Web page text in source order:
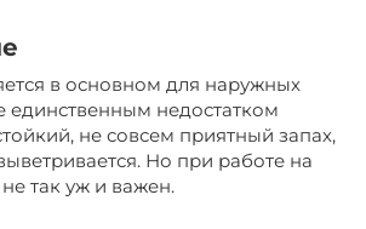
в основном для наружных
единственным недостатком
не совсем приятный запах,
Но при работе на
так уж и важен.